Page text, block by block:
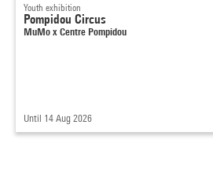
Youth exhibition
Pompidou Circus
MuMo x Centre Pompidou
Until 14 Aug 2026